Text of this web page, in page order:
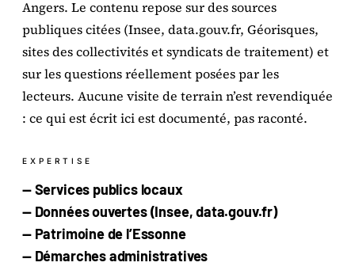
Angers. Le contenu repose sur des sources
publiques citées (Insee, data.gouv.fr, Géorisques,
sites des collectivités et syndicats de traitement) et
sur les questions réellement posées par les
lecteurs. Aucune visite de terrain n’est revendiquée
: ce qui est écrit ici est documenté, pas raconté.
EXPERTISE
— Services publics locaux
— Données ouvertes (Insee, data.gouv.fr)
— Patrimoine de l’Essonne
— Démarches administratives